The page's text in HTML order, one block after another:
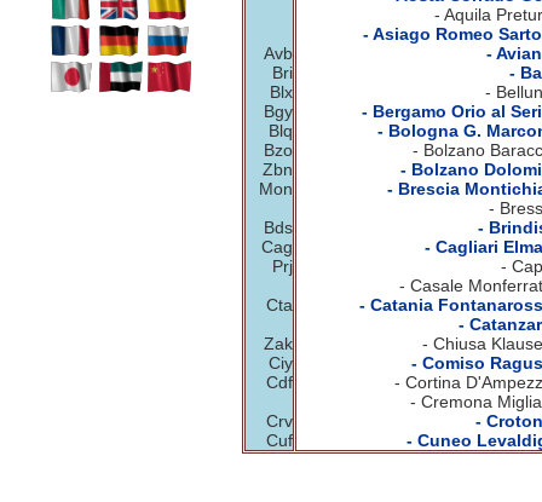
Avb
Bri
Blx
Bgy
Blq
Bzo
Zbn
Mon
Bds
Cag
Prj
Cta
Zak
Ciy
Cdf
Crv
Cuf
- Aquila
- Asiago Romeo
-
-
-
- Bergamo Orio al
- Bologna G.
- Bolzano
- Bolzano
- Brescia
-
-
- Cagliari
-
- Casale
- Catania
-
- Chiusa
- Comiso
- Cortina
- Cremona
-
- Cuneo